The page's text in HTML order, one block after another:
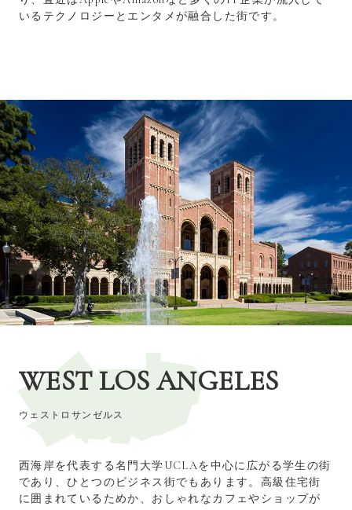
いるテクノロジーとエンタメが融合した街です。
WEST LOS ANGELES
ウェストロサンゼルス
西海岸を代表する名門大学UCLAを中心に広がる学生の街
であり、ひとつのビジネス街でもあります。高級住宅街
に囲まれているためか、おしゃれなカフェやショップが